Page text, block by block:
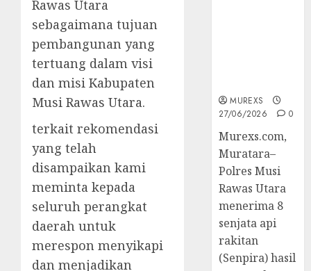
Rawas Utara
sebagaimana tujuan
pembangunan yang
tertuang dalam visi
dan misi Kabupaten
Musi Rawas Utara.
terkait rekomendasi
yang telah
disampaikan kami
meminta kepada
seluruh perangkat
daerah untuk
merespon menyikapi
dan menjadikan
MUREXS
27/06/2026
0
Murexs.com,
Muratara–
Polres Musi
Rawas Utara
menerima 8
senjata api
rakitan
(Senpira) hasil